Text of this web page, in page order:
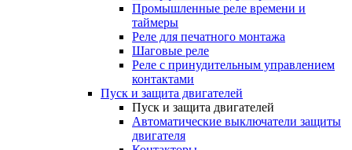
Промышленные реле времени и
таймеры
Реле для печатного монтажа
Шаговые реле
Реле с принудительным управлением
контактами
Пуск и защита двигателей
Пуск и защита двигателей
Автоматические выключатели защиты
двигателя